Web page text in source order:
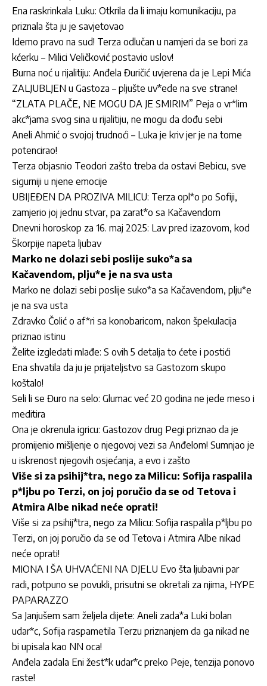
Ena raskrinkala Luku: Otkrila da li imaju komunikaciju, pa
priznala šta ju je savjetovao
Idemo pravo na sud! Terza odlučan u namjeri da se bori za
kćerku – Milici Veličković postavio uslov!
Burna noć u rijalitiju: Anđela Đuričić uvjerena da je Lepi Mića
ZALJUBLJEN u Gastoza – pljušte uv*ede na sve strane!
“ZLATA PLAČE, NE MOGU DA JE SMIRIM” Peja o vr*lim
akc*jama svog sina u rijalitiju, ne mogu da dođu sebi
Aneli Ahmić o svojoj trudnoći – Luka je kriv jer je na tome
potencirao!
Terza objasnio Teodori zašto treba da ostavi Bebicu, sve
sigurniji u njene emocije
UBIJEĐEN DA PROZIVA MILICU: Terza opl*o po Sofiji,
zamjerio joj jednu stvar, pa zarat*o sa Kačavendom
Dnevni horoskop za 16. maj 2025: Lav pred izazovom, kod
Škorpije napeta ljubav
Marko ne dolazi sebi poslije suko*a sa
Kačavendom, plju*e je na sva usta
Marko ne dolazi sebi poslije suko*a sa Kačavendom, plju*e
je na sva usta
Zdravko Čolić o af*ri sa konobaricom, nakon špekulacija
priznao istinu
Želite izgledati mlađe: S ovih 5 detalja to ćete i postići
Ena shvatila da ju je prijateljstvo sa Gastozom skupo
koštalo!
Seli li se Đuro na selo: Glumac već 20 godina ne jede meso i
meditira
Ona je okrenula igricu: Gastozov drug Pegi priznao da je
promijenio mišljenje o njegovoj vezi sa Anđelom! Sumnjao je
u iskrenost njegovih osjećanja, a evo i zašto
Više si za psihij*tra, nego za Milicu: Sofija raspalila
p*ljbu po Terzi, on joj poručio da se od Tetova i
Atmira Albe nikad neće oprati!
Više si za psihij*tra, nego za Milicu: Sofija raspalila p*ljbu po
Terzi, on joj poručio da se od Tetova i Atmira Albe nikad
neće oprati!
MIONA I ŠA UHVAĆENI NA DJELU Evo šta ljubavni par
radi, potpuno se povukli, prisutni se okretali za njima, HYPE
PAPARAZZO
Sa Janjušem sam željela dijete: Aneli zada*a Luki bolan
udar*c, Sofija raspametila Terzu priznanjem da ga nikad ne
bi upisala kao NN oca!
Anđela zadala Eni žest*k udar*c preko Peje, tenzija ponovo
raste!